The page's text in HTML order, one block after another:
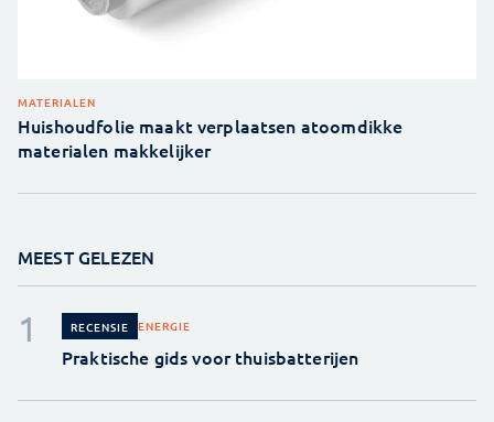
MATERIALEN
Huishoudfolie maakt verplaatsen atoomdikke
materialen makkelijker
MEEST GELEZEN
RECENSIE ENERGIE
Praktische gids voor thuisbatterijen